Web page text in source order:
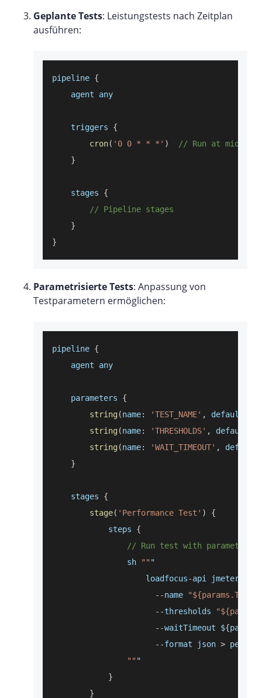
Geplante Tests: Leistungstests nach Zeitplan
ausführen:
pipeline {
    agent any
    triggers
{
cron( '0 0 * * *' )
// Run at
}
    stages
{
// Pipeline stages
}
}
Parametrisierte Tests: Anpassung von
Testparametern ermöglichen:
pipeline {
    agent any
    parameters
{
string(name: 'TEST_NAME' ,
string(name: 'THRESHOLDS' ,
string(name: 'WAIT_TIMEOUT' ,
}
    stages
{
stage( 'Performance Test' )
{
            steps
{
// Run test with parameters
                sh
"" "
                    loadfocus
-api jmeter run
--name
--thresholds
--waitTimeout ${params
--format json >
"" "
}
}